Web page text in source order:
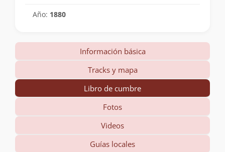
Año: 1880
Información básica
Tracks y mapa
Libro de cumbre
Fotos
Videos
Guías locales